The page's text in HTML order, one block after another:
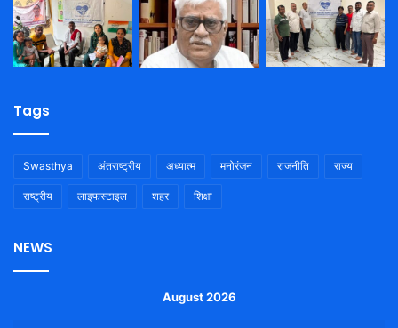
Tags
Swasthya अंतराष्ट्रीय अध्यात्म मनोरंजन राजनीति राज्य
राष्ट्रीय लाइफस्टाइल शहर शिक्षा
NEWS
August 2026